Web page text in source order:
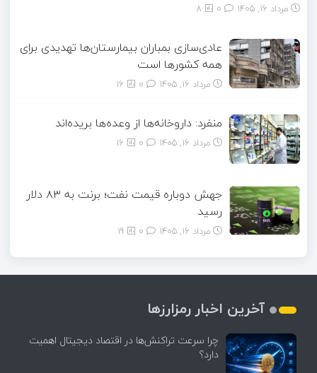
مرداد ۱۶, ۱۴۰۵ 8
عادی‌سازی بمباران بیمارستان‌ها تهدیدی برای
همه کشورها است
مرداد ۱۶, ۱۴۰۵ 16
منفرد: داروخانه‌ها از وعده‌ها بریده‌اند
مرداد ۱۶, ۱۴۰۵ 16
جهش دوباره قیمت نفت؛ برنت به ۸۳ دلار
رسید
مرداد ۱۶, ۱۴۰۵ 19
آخرین اخبار رمزارزها
چرا سرعت تراکنش‌ها در اقتصاد دیجیتال اهمیت
دارد؟